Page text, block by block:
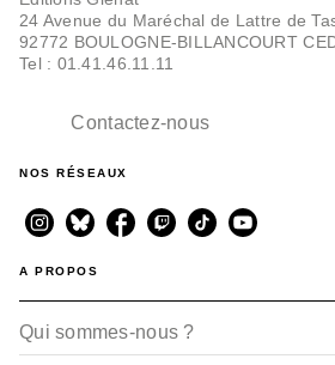
RANDONNÉE
randonn…
24 Avenue du Maréchal de Lattre de
92772 BOULOGNE-BILLANCOURT
Tel : 01.41.46.11.11
Contactez-nous
NOS RÉSEAUX
A PROPOS
Qui sommes-nous ?